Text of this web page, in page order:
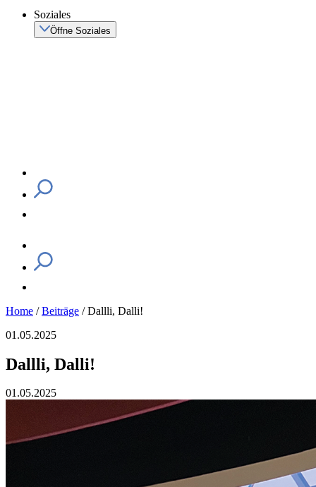
Soziales
Öffne Soziales
Home /Beiträge /Dallli, Dalli!
01.05.2025
Dallli, Dalli!
01.05.2025